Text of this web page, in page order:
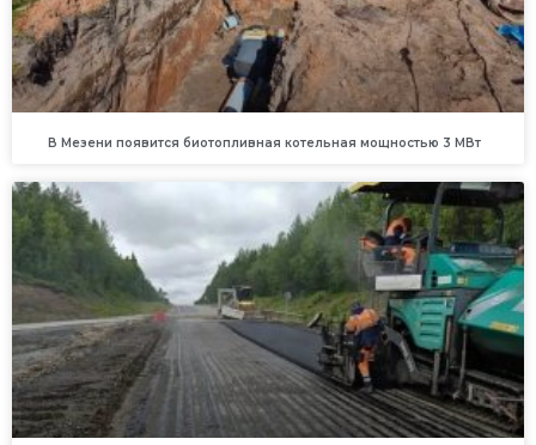
В Мезени появится биотопливная котельная мощностью 3 МВт